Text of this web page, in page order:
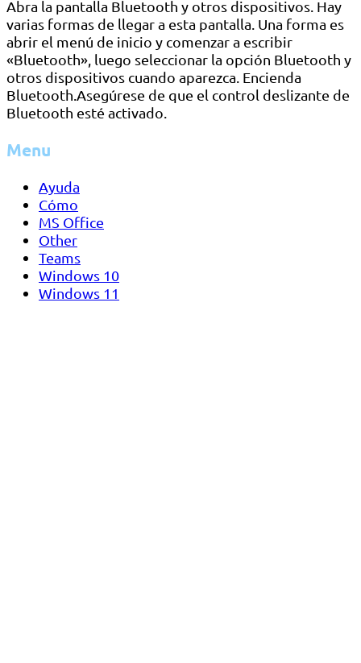
Abra la pantalla Bluetooth y otros dispositivos. Hay
varias formas de llegar a esta pantalla. Una forma es
abrir el menú de inicio y comenzar a escribir
«Bluetooth», luego seleccionar la opción Bluetooth y
otros dispositivos cuando aparezca. Encienda
Bluetooth.Asegúrese de que el control deslizante de
Bluetooth esté activado.
Menu
Ayuda
Cómo
MS Office
Other
Teams
Windows 10
Windows 11